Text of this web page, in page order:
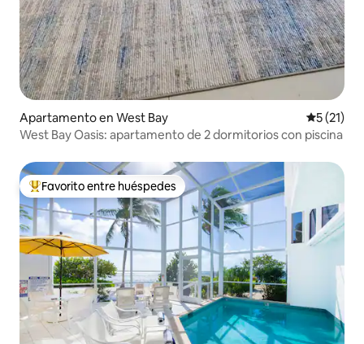
Apartamento en West Bay
5 (21)
West Bay Oasis: apartamento de 2 dormitorios con piscina
Favorito entre huéspedes preferido
Favorito entre huéspedes